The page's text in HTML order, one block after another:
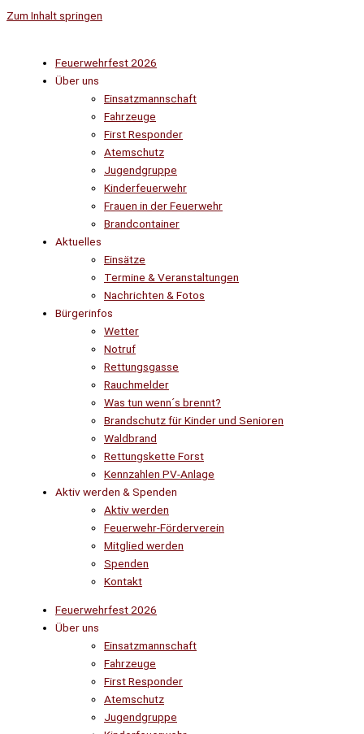
Zum Inhalt springen
Feuerwehrfest 2026
Über uns
Einsatzmannschaft
Fahrzeuge
First Responder
Atemschutz
Jugendgruppe
Kinderfeuerwehr
Frauen in der Feuerwehr
Brandcontainer
Aktuelles
Einsätze
Termine & Veranstaltungen
Nachrichten & Fotos
Bürgerinfos
Wetter
Notruf
Rettungsgasse
Rauchmelder
Was tun wenn´s brennt?
Brandschutz für Kinder und Senioren
Waldbrand
Rettungskette Forst
Kennzahlen PV-Anlage
Aktiv werden & Spenden
Aktiv werden
Feuerwehr-Förderverein
Mitglied werden
Spenden
Kontakt
Feuerwehrfest 2026
Über uns
Einsatzmannschaft
Fahrzeuge
First Responder
Atemschutz
Jugendgruppe